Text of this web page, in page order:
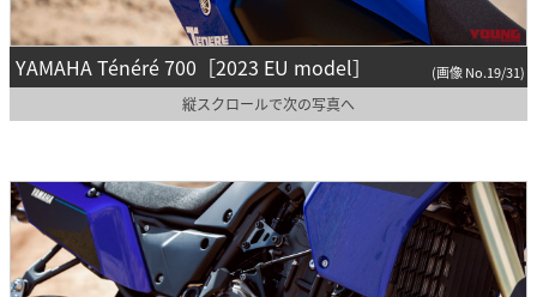
YAMAHA Ténéré 700［2023 EU model］ (画像 No.19/31)
縦スクロールで次の写真へ